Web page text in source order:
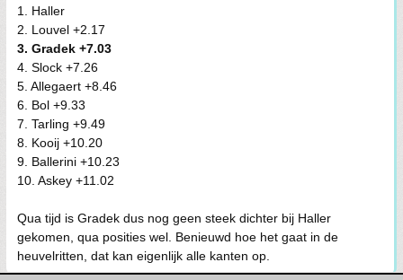
1. Haller
2. Louvel +2.17
3. Gradek +7.03
4. Slock +7.26
5. Allegaert +8.46
6. Bol +9.33
7. Tarling +9.49
8. Kooij +10.20
9. Ballerini +10.23
10. Askey +11.02
Qua tijd is Gradek dus nog geen steek dichter bij Haller
gekomen, qua posities wel. Benieuwd hoe het gaat in de
heuvelritten, dat kan eigenlijk alle kanten op.